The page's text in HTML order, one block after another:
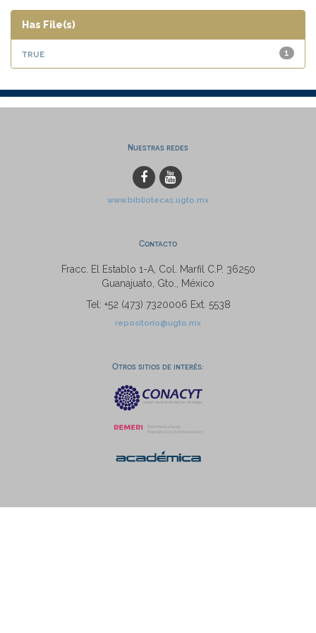
Has File(s)
1
true
Nuestras redes
www.bibliotecas.ugto.mx
Contacto
Fracc. El Establo 1-A, Col. Marfil C.P. 36250
Guanajuato, Gto., México
Tel: +52 (473) 7320006 Ext. 5538
repositorio@ugto.mx
Otros sitios de interés: